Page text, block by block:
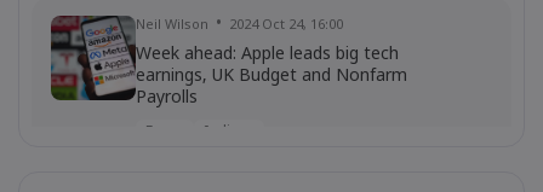
Neil Wilson 2024 Oct 24, 16:00
Week ahead: Apple leads big tech
earnings, UK Budget and Nonfarm
Payrolls